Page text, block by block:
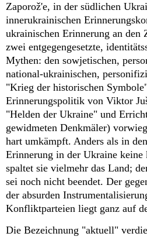
Zaporož'e, in der südlichen
innerukrainischen
ukrainischen Erinnerung an
zwei entgegengesetzte,
Mythen: den sowjetischen,
national-ukrainischen,
"Krieg der historischen
Erinnerungspolitik von Viktor
"Helden der Ukraine" und
gewidmeten Denkmäler)
hart umkämpft. Anders als in
Erinnerung in der Ukraine
spaltet sie vielmehr das Land;
sei noch nicht beendet. Der
der absurden
Konfliktparteien liegt ganz auf
Die Bezeichnung "aktuell"